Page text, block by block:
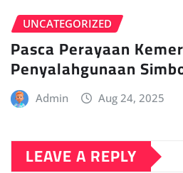
UNCATEGORIZED
Pasca Perayaan
Penyalahgunaan
Admin Aug 24, 2025
LEAVE A REPLY